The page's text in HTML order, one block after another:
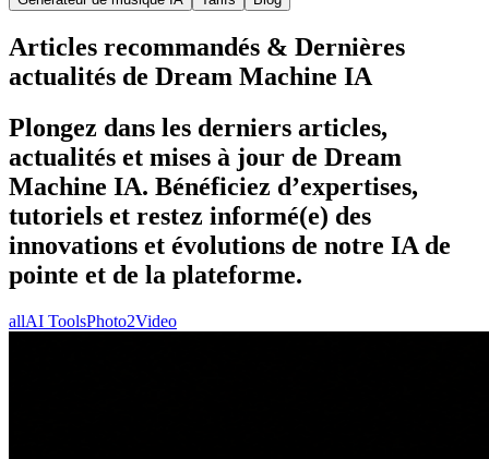
Articles recommandés & Dernières
actualités de Dream Machine IA
Plongez dans les derniers articles,
actualités et mises à jour de Dream
Machine IA. Bénéficiez d’expertises,
tutoriels et restez informé(e) des
innovations et évolutions de notre IA de
pointe et de la plateforme.
allAI ToolsPhoto2Video